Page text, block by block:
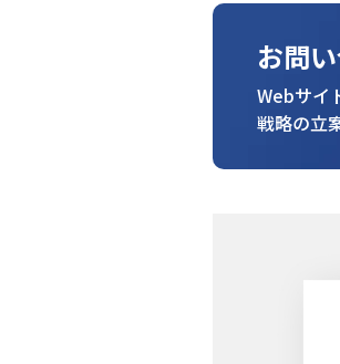
お問
Webサイ
戦略の立